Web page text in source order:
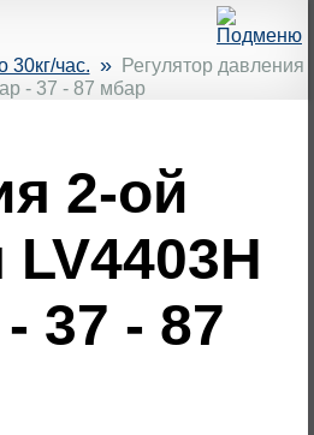
30кг/час. »
Регулятор давления
- 37 - 87 мбар
2-ой
37 - 87